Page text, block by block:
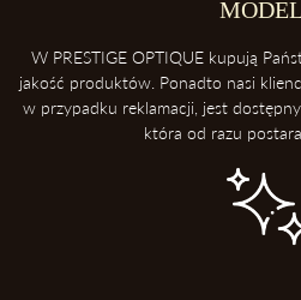
W PRESTIGE OPTIQUE kupują
jakość produktów. Ponadto nasi
w przypadku reklamacji, jest dostępny
która od razu